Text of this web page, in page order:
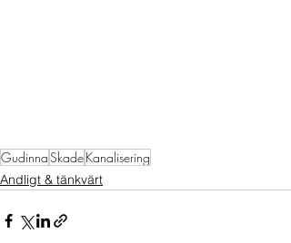
GudinnaSkadeKanalisering
Andligt & tänkvärt